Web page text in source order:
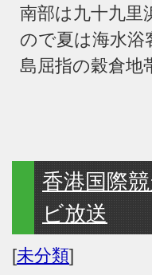
南部は九十九里
ので夏は海水
島屈指の穀倉地
香港国際
ビ放送
[未分類]